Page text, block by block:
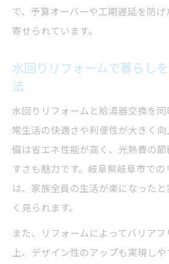
で、予算オーバーや工期遅延を防げ
寄せられています。
水回りリフォームで暮らし
法
水回りリフォームと給湯器交換を
常生活の快適さや利便性が大きく
備は省エネ性能が高く、光熱費の
すさも魅力です。岐阜県岐阜市で
は、家族全員の生活が楽になった
く見られます。
また、リフォームによってバリア
上、デザイン性のアップも実現し